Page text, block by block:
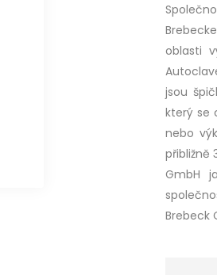
oblasti
jsou
který se
nebo
přibližně
GmbH
Brebeck